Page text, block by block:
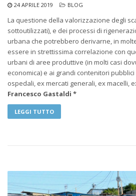
24 APRILE 2019 BLOG
La questione della valorizzazione degli
sottoutilizzati), e dei processi di
urbana che potrebbero derivarne, in
essere in strettissima correlazione con
urbani di aree produttive (in molti casi
economica) e ai grandi contenitori
ospedali, ex mercati generali, ex macelli,
Francesco Gastaldi *
LEGGI TUTTO